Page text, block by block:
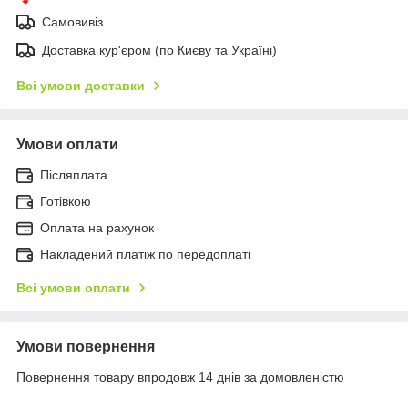
Самовивіз
Доставка кур'єром (по Києву та Україні)
Всі умови доставки
Умови оплати
Післяплата
Готівкою
Оплата на рахунок
Накладений платіж по передоплаті
Всі умови оплати
Умови повернення
Повернення товару впродовж 14 днів за домовленістю